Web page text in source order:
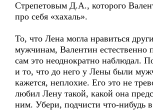
Стрепетовым Д.А., которого
про себя «хахаль».
То, что Лена могла нравиться
мужчинам, Валентин естественно
сам это неоднократно наблюдал.
и то, что до него у Лены были
кажется, неплохие. Его это не
любил Лену такой, какой она
ним. Убери, подчисти что-нибудь